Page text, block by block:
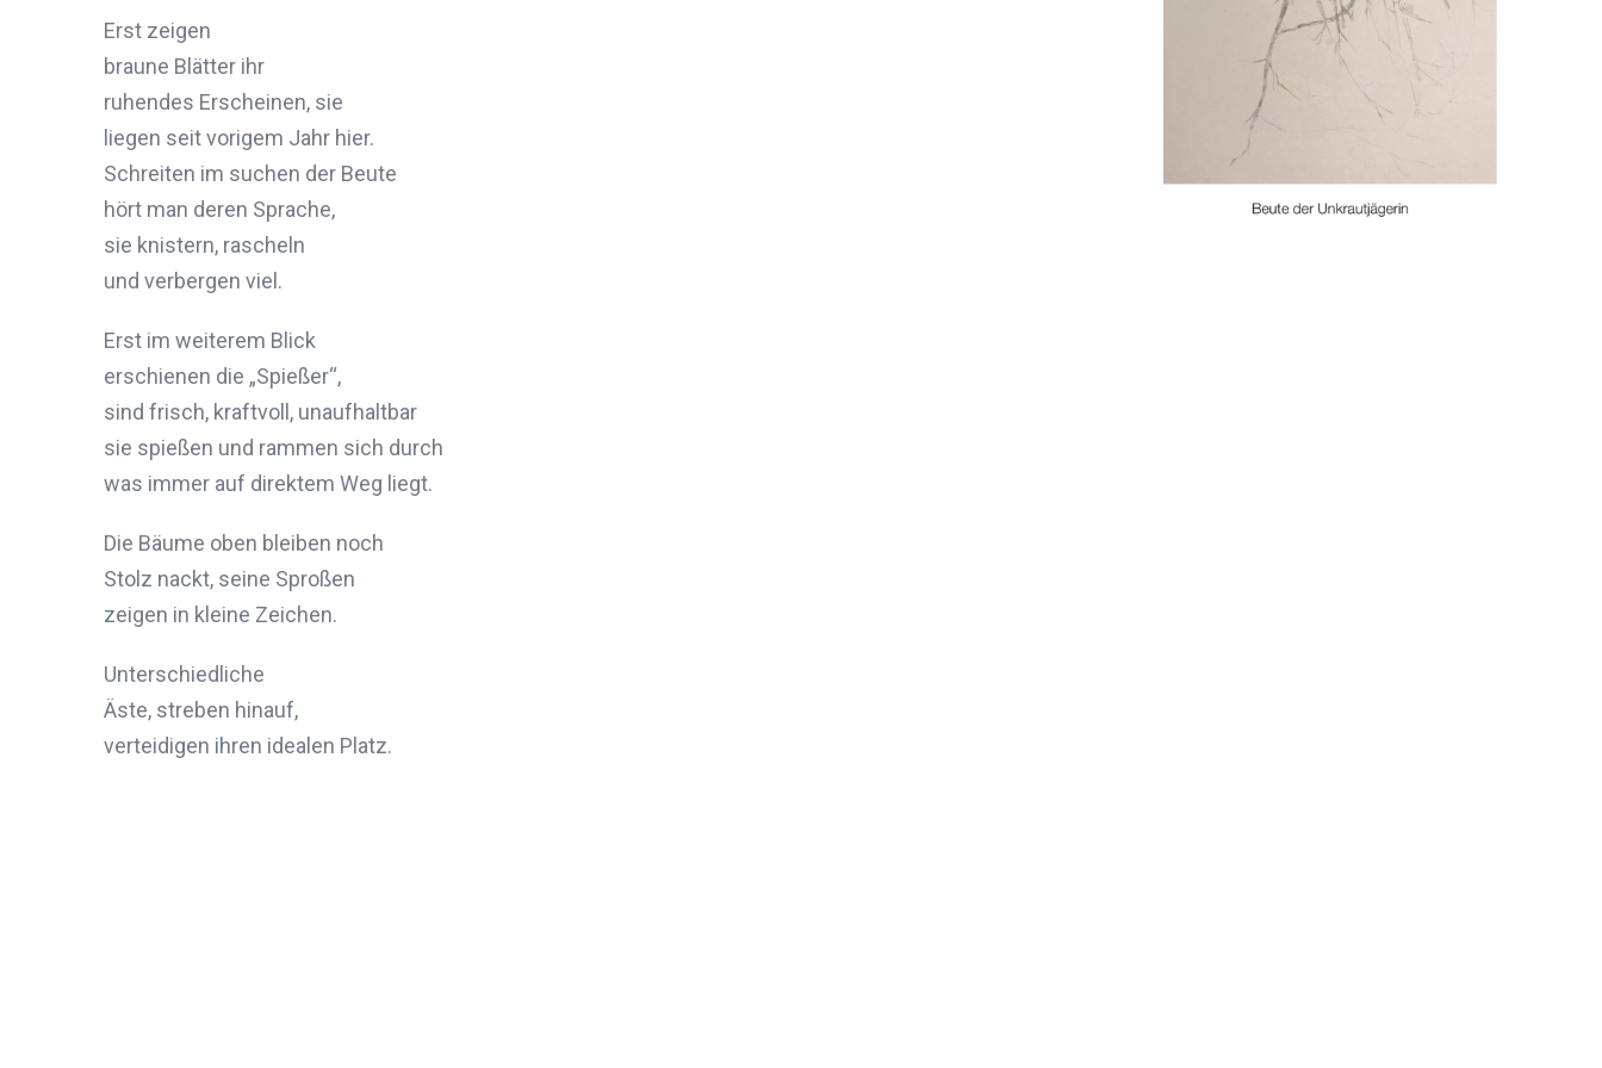
Erst zeigen
braune Blätter ihr
ruhendes Erscheinen, sie
liegen seit vorigem Jahr hier.
Schreiten im suchen der Beute
hört man deren Sprache,
sie knistern, rascheln
und verbergen viel.
Erst im weiterem Blick
erschienen die „Spießer“,
sind frisch, kraftvoll, unaufhaltbar
sie spießen und rammen sich durch
was immer auf direktem Weg liegt.
Die Bäume oben bleiben noch
Stolz nackt, seine Sproßen
zeigen in kleine Zeichen.
Unterschiedliche
Äste, streben hinauf,
verteidigen ihren idealen Platz.